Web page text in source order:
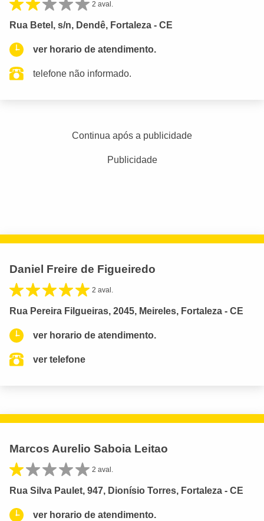
2 aval.
Rua Betel, s/n, Dendê, Fortaleza - CE
ver horario de atendimento.
telefone não informado.
Continua após a publicidade
Publicidade
Daniel Freire de Figueiredo
2 aval.
Rua Pereira Filgueiras, 2045, Meireles, Fortaleza - CE
ver horario de atendimento.
ver telefone
Marcos Aurelio Saboia Leitao
2 aval.
Rua Silva Paulet, 947, Dionísio Torres, Fortaleza - CE
ver horario de atendimento.